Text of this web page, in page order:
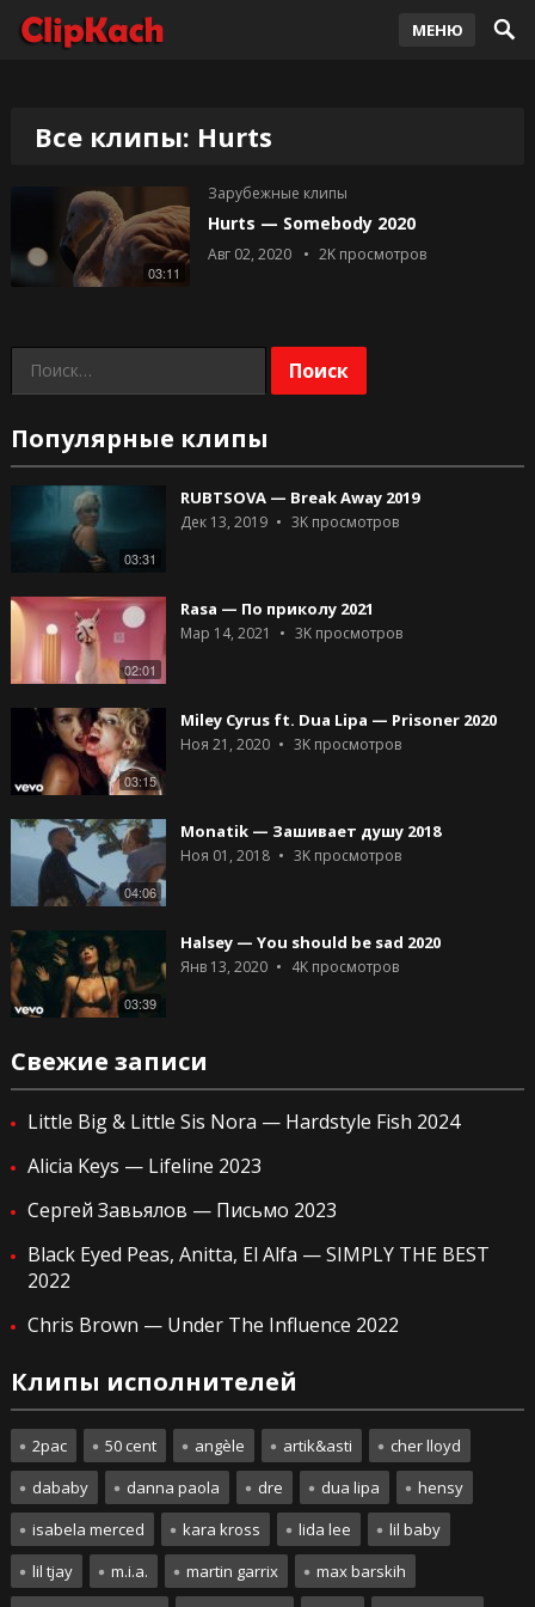
МЕНЮ
Все клипы: Hurts
03:11
Зарубежные клипы
Hurts — Somebody 2020
Авг 02, 2020 2Kпросмотров
Найти:
Популярные клипы
03:31
RUBTSOVA — Break Away 2019
Дек 13, 2019 3Kпросмотров
02:01
Rasa — По приколу 2021
Мар 14, 2021 3Kпросмотров
03:15
Miley Cyrus ft. Dua Lipa — Prisoner 2020
Ноя 21, 2020 3Kпросмотров
04:06
Monatik — Зашивает душу 2018
Ноя 01, 2018 3Kпросмотров
03:39
Halsey — You should be sad 2020
Янв 13, 2020 4Kпросмотров
Свежие записи
Little Big & Little Sis Nora — Hardstyle Fish 2024
Alicia Keys — Lifeline 2023
Сергей Завьялов — Письмо 2023
Black Eyed Peas, Anitta, El Alfa — SIMPLY THE BEST
2022
Chris Brown — Under The Influence 2022
Клипы исполнителей
2pac 50 cent angèle artik&asti
cher lloyd
dababy
danna paola dre dua lipa
hensy
isabela merced
kara kross lida lee
lil baby
lil tjay
m.i.a. martin garrix
max barskih